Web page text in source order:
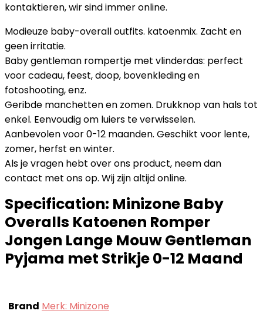
kontaktieren, wir sind immer online.
Modieuze baby-overall outfits. katoenmix. Zacht en
geen irritatie.
Baby gentleman rompertje met vlinderdas: perfect
voor cadeau, feest, doop, bovenkleding en
fotoshooting, enz.
Geribde manchetten en zomen. Drukknop van hals tot
enkel. Eenvoudig om luiers te verwisselen.
Aanbevolen voor 0-12 maanden. Geschikt voor lente,
zomer, herfst en winter.
Als je vragen hebt over ons product, neem dan
contact met ons op. Wij zijn altijd online.
Specification: Minizone Baby
Overalls Katoenen Romper
Jongen Lange Mouw Gentleman
Pyjama met Strikje 0-12 Maand
Brand Merk: Minizone